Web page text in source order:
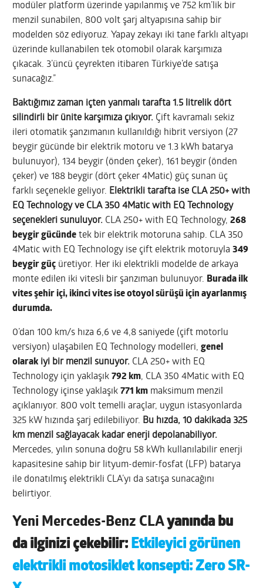
modüler platform üzerinde yapılanmış ve 752 km’lik bir
menzil sunabilen, 800 volt şarj altyapısına sahip bir
modelden söz ediyoruz. Yapay zekayı iki tane farklı altyapı
üzerinde kullanabilen tek otomobil olarak karşımıza
çıkacak. 3’üncü çeyrekten itibaren Türkiye’de satışa
sunacağız.”
Baktığımız zaman içten yanmalı tarafta 1.5 litrelik dört
silindirli bir ünite karşımıza çıkıyor. Çift kavramalı sekiz
ileri otomatik şanzımanın kullanıldığı hibrit versiyon (27
beygir gücünde bir elektrik motoru ve 1.3 kWh batarya
bulunuyor), 134 beygir (önden çeker), 161 beygir (önden
çeker) ve 188 beygir (dört çeker 4Matic) güç sunan üç
farklı seçenekle geliyor. Elektrikli tarafta ise CLA 250+ with
EQ Technology ve CLA 350 4Matic with EQ Technology
seçenekleri sunuluyor. CLA 250+ with EQ Technology,268
beygir gücünde tek bir elektrik motoruna sahip. CLA 350
4Matic with EQ Technology ise çift elektrik motoruyla349
beygir güç üretiyor. Her iki elektrikli modelde de arkaya
monte edilen iki vitesli bir şanzıman bulunuyor. Burada ilk
vites şehir içi, ikinci vites ise otoyol sürüşü için ayarlanmış
durumda.
0’dan 100 km/s hıza 6,6 ve 4,8 saniyede (çift motorlu
versiyon) ulaşabilen EQ Technology modelleri,genel
olarak iyi bir menzil sunuyor. CLA 250+ with EQ
Technology için yaklaşık792 km, CLA 350 4Matic with EQ
Technology içinse yaklaşık771 km maksimum menzil
açıklanıyor. 800 volt temelli araçlar, uygun istasyonlarda
325 kW hızında şarj edilebiliyor. Bu hızda, 10 dakikada 325
km menzil sağlayacak kadar enerji depolanabiliyor.
Mercedes, yılın sonuna doğru 58 kWh kullanılabilir enerji
kapasitesine sahip bir lityum-demir-fosfat (LFP) batarya
ile donatılmış elektrikli CLA’yı da satışa sunacağını
belirtiyor.
Yeni Mercedes-Benz CLAyanında bu
da ilginizi çekebilir: Etkileyici görünen
elektrikli motosiklet konsepti: Zero SR-